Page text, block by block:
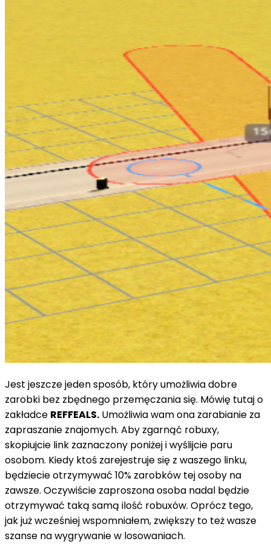
Jest jeszcze jeden sposób, który umożliwia dobre
zarobki bez zbędnego przemęczania się. Mówię tutaj o
zakładce REFFEALS. Umożliwia wam ona zarabianie za
zapraszanie znajomych. Aby zgarnąć robuxy,
skopiujcie link zaznaczony poniżej i wyślijcie paru
osobom. Kiedy ktoś zarejestruje się z waszego linku,
będziecie otrzymywać 10% zarobków tej osoby na
zawsze. Oczywiście zaproszona osoba nadal będzie
otrzymywać taką samą ilość robuxów. Oprócz tego,
jak już wcześniej wspomniałem, zwiększy to też wasze
szanse na wygrywanie w losowaniach.